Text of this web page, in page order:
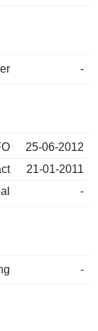
-
25-06-2012
21-01-2011
-
-